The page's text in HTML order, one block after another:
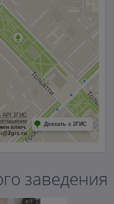
API 2ГИС
ключ.
Доехать с 2ГИС
заведения